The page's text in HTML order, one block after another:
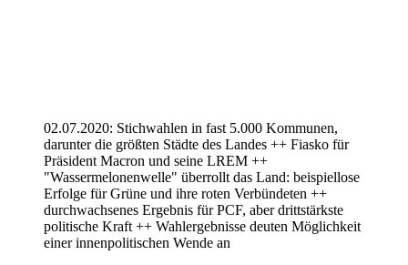
02.07.2020: Stichwahlen in fast 5.000 Kommunen,
darunter die größten Städte des Landes ++ Fiasko für
Präsident Macron und seine LREM ++
"Wassermelonenwelle" überrollt das Land: beispiellose
Erfolge für Grüne und ihre roten Verbündeten ++
durchwachsenes Ergebnis für PCF, aber drittstärkste
politische Kraft ++ Wahlergebnisse deuten Möglichkeit
einer innenpolitischen Wende an